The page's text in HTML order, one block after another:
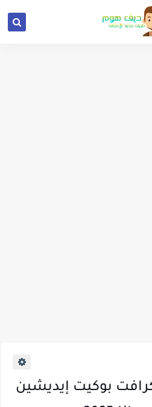
بوكيت إيديشين